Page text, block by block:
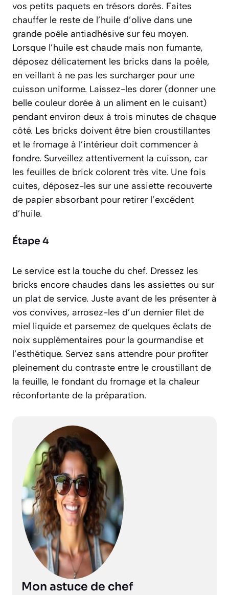
vos petits paquets en trésors dorés. Faites
chauffer le reste de l’huile d’olive dans une
grande poêle antiadhésive sur feu moyen.
Lorsque l’huile est chaude mais non fumante,
déposez délicatement les bricks dans la poêle,
en veillant à ne pas les surcharger pour une
cuisson uniforme. Laissez-les dorer (donner une
belle couleur dorée à un aliment en le cuisant)
pendant environ deux à trois minutes de chaque
côté. Les bricks doivent être bien croustillantes
et le fromage à l’intérieur doit commencer à
fondre. Surveillez attentivement la cuisson, car
les feuilles de brick colorent très vite. Une fois
cuites, déposez-les sur une assiette recouverte
de papier absorbant pour retirer l’excédent
d’huile.
Étape 4
Le service est la touche du chef. Dressez les
bricks encore chaudes dans les assiettes ou sur
un plat de service. Juste avant de les présenter à
vos convives, arrosez-les d’un dernier filet de
miel liquide et parsemez de quelques éclats de
noix supplémentaires pour la gourmandise et
l’esthétique. Servez sans attendre pour profiter
pleinement du contraste entre le croustillant de
la feuille, le fondant du fromage et la chaleur
réconfortante de la préparation.
Mon astuce de chef